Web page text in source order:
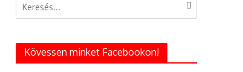
Kövessen minket Facebookon!